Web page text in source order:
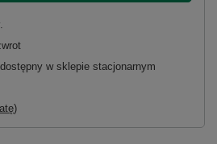
w sklepie stacjonarnym
)